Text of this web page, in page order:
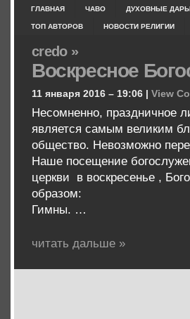
ГЛАВНАЯ ЧАВО ДУХОВНЫЕ ДАРЫ
ТОП АВТОРОВ НОВОСТИ РЕЛИГИИ
credo »
Воскресное
11 января 2016 – 19:06 | View
Несомненно, праздничное
является самым великим
общество. Невозможно
Наше посещение
церкви в воскресенье ,
образом:
Гимны. …
читать дальше »